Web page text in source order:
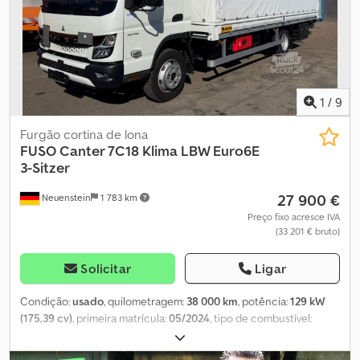
nosso endereço de e-mail: O nosso serviço para si: -
Obtenção de matrículas temporárias ou de exportação -
Transporte/Entrega em toda a União Europeia -
Desalfandegamento de veículos para países terceiros Dodpfxjztic
So Apisck Whatsapp para inglês, alemão, russo e outros idiomas:
1 / 9
Neuenstein 1 783 km
Furgão cortina de lona
FUSOCanter 7C18 Klima LBW Euro6E
3-Sitzer
27 900 €
Preço fixo acresce IVA
(33 201 € bruto)
Solicitar Ligar
Condição:usado, quilometragem: 38 000 km, potência:129 kW
(175,39 cv), primeira matrícula:05/2024, tipo de combustível:
branco
automático, número de lugares:3, volume do espaço de carga:37